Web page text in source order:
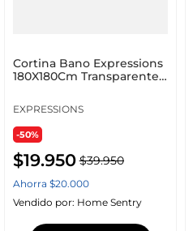
Cortina Bano Expressions
180X180Cm Transparente
EXPRESSIONS
-50%
$19.950 $39.950
Ahorra $20.000
Vendido por: Home Sentry